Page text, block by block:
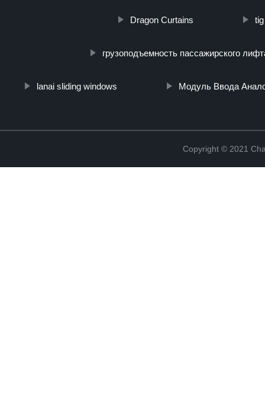
Dragon Curtains
грузоподъемность пассажирского
lanai sliding windows Модуль Ввода
Copyright © 2021